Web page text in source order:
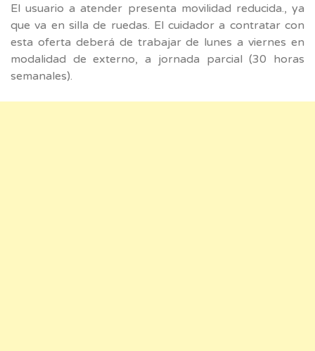
El usuario a atender presenta movilidad reducida., ya
que va en silla de ruedas. El cuidador a contratar con
esta oferta deberá de trabajar de lunes a viernes en
modalidad de externo, a jornada parcial (30 horas
semanales).